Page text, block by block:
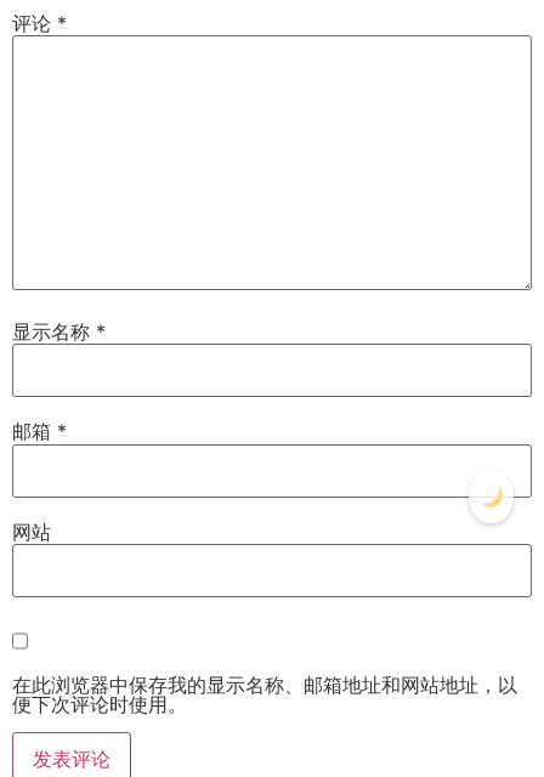
评论 *
显示名称 *
邮箱 *
网站
在此浏览器中保存我的显示名称、邮箱地址和网站地址，以
便下次评论时使用。